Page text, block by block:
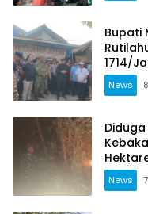
Bupati
1714/
News
News